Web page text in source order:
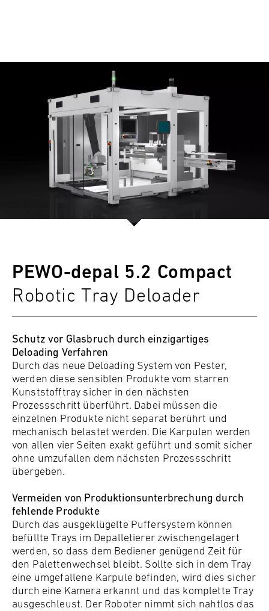
PEWO-depal 5.2 Compact
Robotic Tray Deloader
Schutz vor Glasbruch durch einzigartiges
Deloading Verfahren
Durch das neue Deloading System von Pester,
werden diese sensiblen Produkte vom starren
Kunststofftray sicher in den nächsten
Prozessschritt überführt. Dabei müssen die
einzelnen Produkte nicht separat berührt und
mechanisch belastet werden. Die Karpulen werden
von allen vier Seiten exakt geführt und somit sicher
ohne umzufallen dem nächsten Prozessschritt
übergeben.
Vermeiden von Produktionsunterbrechung durch
fehlende Produkte
Durch das ausgeklügelte Puffersystem können
befüllte Trays im Depalletierer zwischengelagert
werden, so dass dem Bediener genügend Zeit für
den Palettenwechsel bleibt. Sollte sich in dem Tray
eine umgefallene Karpule befinden, wird dies sicher
durch eine Kamera erkannt und das komplette Tray
ausgeschleust. Der Roboter nimmt sich nahtlos das